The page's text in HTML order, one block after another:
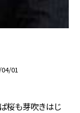
01
桜も芽吹きはじ